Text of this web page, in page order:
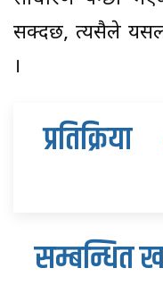
सक्दछ, त्यसैले
।
प्रतिक्रिया
सम्बन्धित